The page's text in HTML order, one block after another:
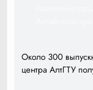
Около 300
центра АлтГТУ